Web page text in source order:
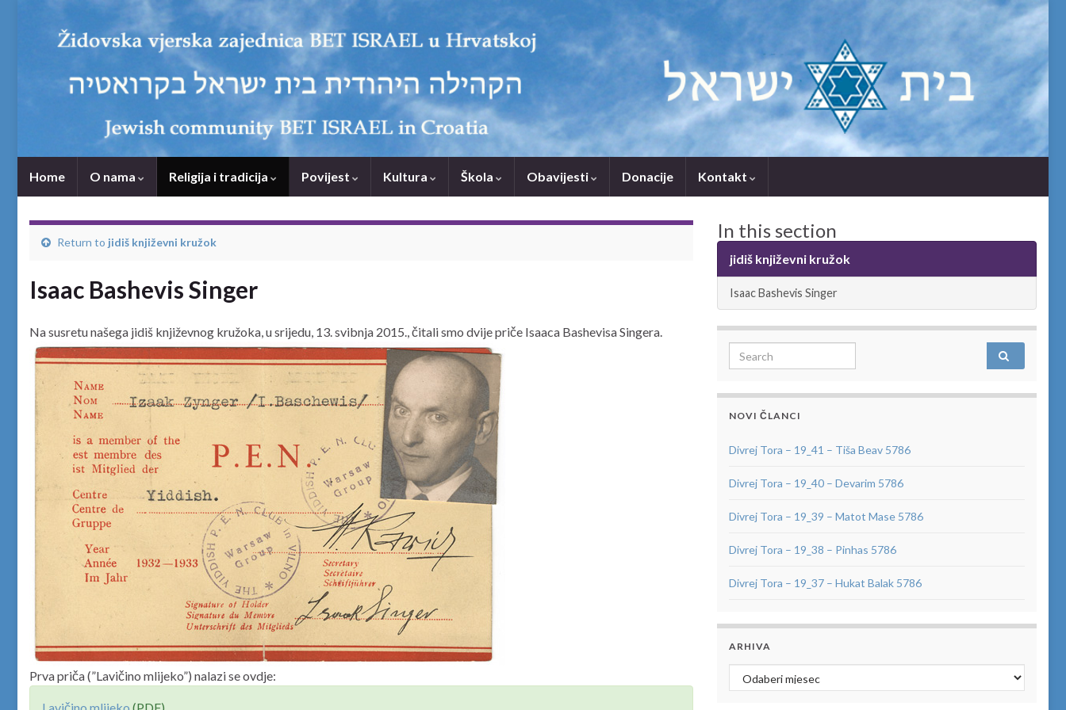
Home O nama Religija i tradicija Povijest Kultura Škola Obavijesti Donacije Kontakt
Return to jidiš književni kružok
Isaac Bashevis Singer
Na susretu našega jidiš književnog kružoka, u srijedu, 13. svibnja 2015., čitali smo dvije priče Isaaca Bashevisa Singera.
Prva priča (”Lavičino mlijeko”) nalazi se ovdje:
In this section
jidiš književni kružok
Isaac Bashevis Singer
Search for:
NOVI ČLANCI
Divrej Tora – 19_41 – Tiša Beav 5786
Divrej Tora – 19_40 – Devarim 5786
Divrej Tora – 19_39 – Matot Mase 5786
Divrej Tora – 19_38 – Pinhas 5786
Divrej Tora – 19_37 – Hukat Balak 5786
ARHIVA
Arhiva